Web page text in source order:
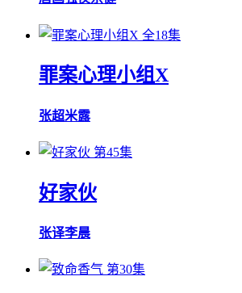
全18集
罪案心理小组X
张超米露
第45集
好家伙
张译李晨
第30集